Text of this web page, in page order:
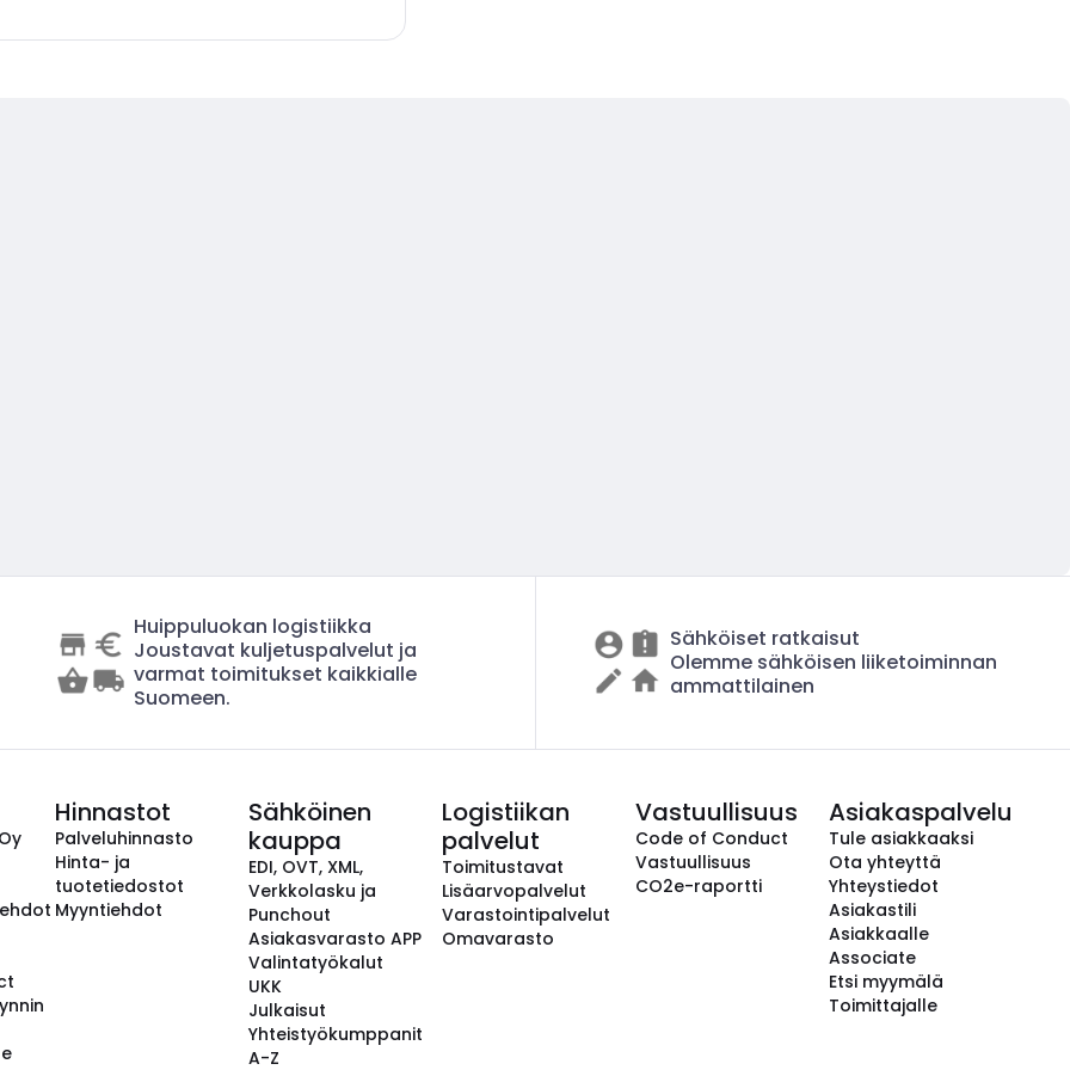
Huippuluokan logistiikka
Joustavat kuljetuspalvelut ja
varmat toimitukset kaikkialle
Suomeen.
Sähköiset ratkaisut
Olemme sähköisen liiketoiminnan
ammattilainen
Hinnastot
Palveluhinnasto
Hinta- ja
tuotetiedostot
Myyntiehdot
Sähköinen
kauppa
EDI, OVT, XML,
Verkkolasku ja
Punchout
Asiakasvarasto APP
Valintatyökalut
UKK
Julkaisut
Yhteistyökumppanit
A-Z
Logistiikan
palvelut
Toimitustavat
Lisäarvopalvelut
Varastointipalvelut
Omavarasto
Vastuullisuus
Code of Conduct
Vastuullisuus
CO2e-raportti
Asiakaspalvelu
Tule asiakkaaksi
Ota yhteyttä
Yhteystiedot
Asiakastili
Asiakkaalle
Associate
Etsi myymälä
Toimittajalle